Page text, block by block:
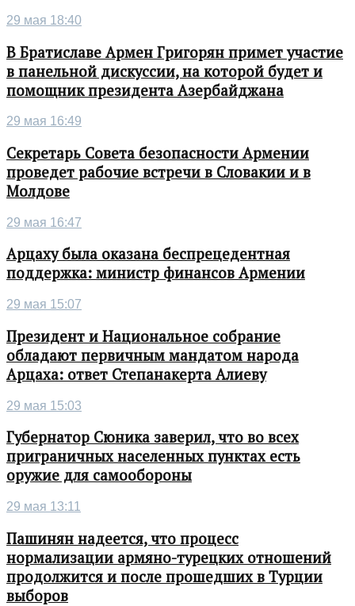
29 мая 18:40
В Братиславе Армен Григорян примет участие
в панельной дискуссии, на которой будет и
помощник президента Азербайджана
29 мая 16:49
Секретарь Совета безопасности Армении
проведет рабочие встречи в Словакии и в
Молдове
29 мая 16:47
Арцаху была оказана беспрецедентная
поддержка: министр финансов Армении
29 мая 15:07
Президент и Национальное собрание
обладают первичным мандатом народа
Арцаха: ответ Степанакерта Алиеву
29 мая 15:03
Губернатор Сюника заверил, что во всех
приграничных населенных пунктах есть
оружие для самообороны
29 мая 13:11
Пашинян надеется, что процесс
нормализации армяно-турецких отношений
продолжится и после прошедших в Турции
выборов